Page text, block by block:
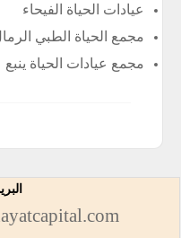
عيادات الحياة الفيحاء
مجمع الحياة الطبي
مجمع عيادات الحياة ينبع